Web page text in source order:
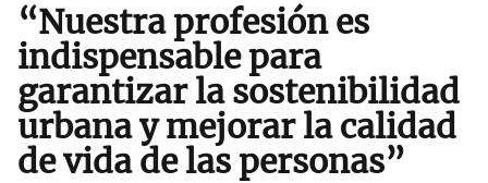
“Nuestra profesión es
indispensable para
garantizar la sostenibilidad
urbana y mejorar la calidad
de vida de las personas”